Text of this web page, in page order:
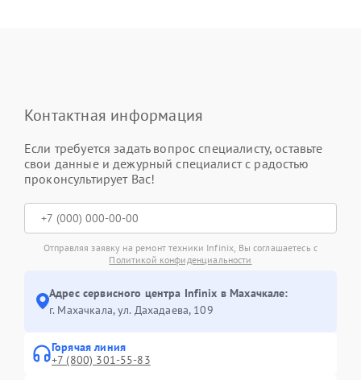
Контактная информация
Если требуется задать вопрос специалисту, оставьте
свои данные и дежурный специалист с радостью
проконсультирует Вас!
Отправляя заявку на ремонт техники Infinix, Вы соглашаетесь с
Политикой конфиденциальности
Адрес сервисного центра Infinix в Махачкале:
г. Махачкала, ул. Дахадаева, 109
Горячая линия
+7 (800) 301-55-83